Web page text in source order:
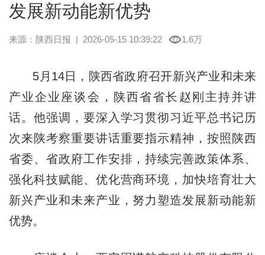
发展新动能新优势
来源： 陕西日报 | 2026-05-15 10:39:22 1.6万
5月14日，陕西省政府召开新兴产业和未来
产业企业座谈会，陕西省省长赵刚主持并讲
话。他强调，要深入学习贯彻习近平总书记历
次来陕考察重要讲话重要指示精神，按照陕西
省委、省政府工作安排，持续完善政策体系、
强化科技赋能、优化营商环境，加快培育壮大
新兴产业和未来产业，努力塑造发展新动能新
优势。